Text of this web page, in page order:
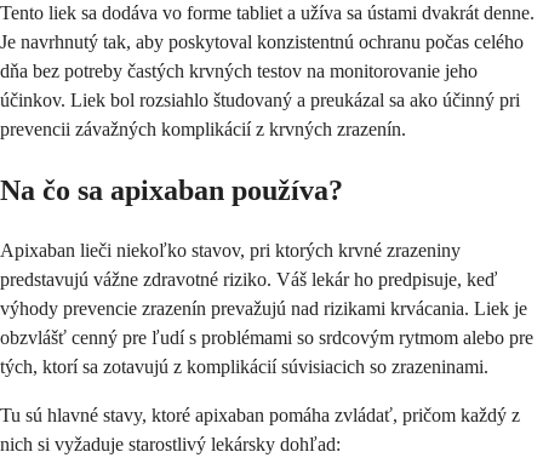
Tento liek sa dodáva vo forme tabliet a užíva sa ústami dvakrát denne.
Je navrhnutý tak, aby poskytoval konzistentnú ochranu počas celého
dňa bez potreby častých krvných testov na monitorovanie jeho
účinkov. Liek bol rozsiahlo študovaný a preukázal sa ako účinný pri
prevencii závažných komplikácií z krvných zrazenín.
Na čo sa apixaban používa?
Apixaban lieči niekoľko stavov, pri ktorých krvné zrazeniny
predstavujú vážne zdravotné riziko. Váš lekár ho predpisuje, keď
výhody prevencie zrazenín prevažujú nad rizikami krvácania. Liek je
obzvlášť cenný pre ľudí s problémami so srdcovým rytmom alebo pre
tých, ktorí sa zotavujú z komplikácií súvisiacich so zrazeninami.
Tu sú hlavné stavy, ktoré apixaban pomáha zvládať, pričom každý z
nich si vyžaduje starostlivý lekársky dohľad: